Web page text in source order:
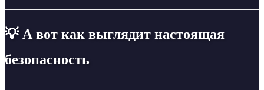
💡 А вот как выглядит настоящая
безопасность